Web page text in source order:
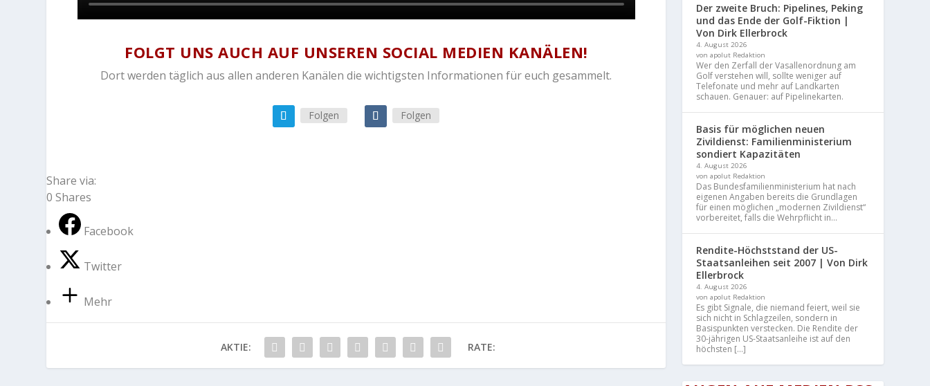
FOLGT UNS AUCH AUF UNSEREN SOCIAL MEDIEN KANÄLEN!
Dort werden täglich aus allen anderen Kanälen die wichtigsten Informationen für euch gesammelt.
Folgen Folgen
Share via:
0 Shares
Facebook
Twitter
Mehr
AKTIE: RATE:
Der zweite Bruch: Pipelines, Peking
und das Ende der Golf-Fiktion |
Von Dirk Ellerbrock
4. August 2026
von apolut Redaktion
Wer den Zerfall der Vasallenordnung am
Golf verstehen will, sollte weniger auf
Telefonate und mehr auf Landkarten
schauen. Genauer: auf Pipelinekarten.
Basis für möglichen neuen
Zivildienst: Familienministerium
sondiert Kapazitäten
4. August 2026
von apolut Redaktion
Das Bundesfamilienministerium hat nach
eigenen Angaben bereits die Grundlagen
für einen möglichen „modernen Zivildienst“
vorbereitet, falls die Wehrpflicht in...
Rendite-Höchststand der US-
Staatsanleihen seit 2007 | Von Dirk
Ellerbrock
4. August 2026
von apolut Redaktion
Es gibt Signale, die niemand feiert, weil sie
sich nicht in Schlagzeilen, sondern in
Basispunkten verstecken. Die Rendite der
30-jährigen US-Staatsanleihe ist auf den
höchsten […]